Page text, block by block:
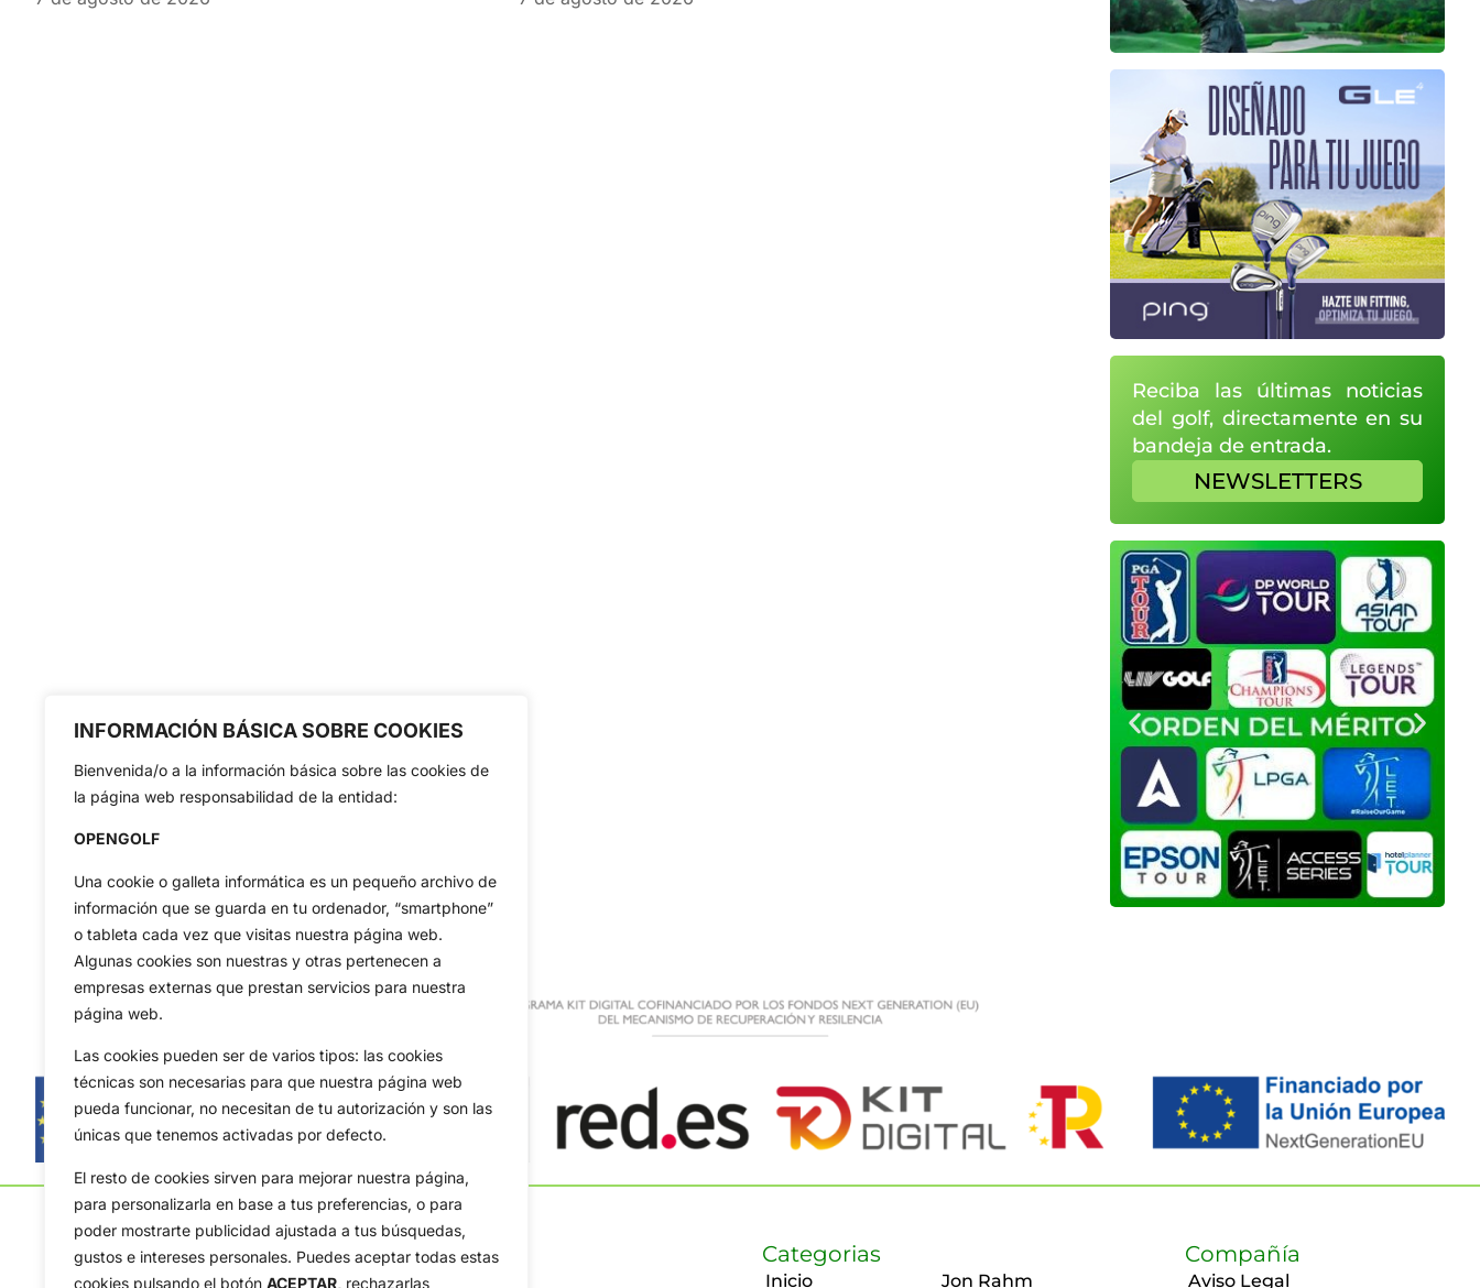
INFORMACIÓN BÁSICA SOBRE COOKIES
Bienvenida/o a la información básica sobre las cookies de
la página web responsabilidad de la entidad:
OPENGOLF
Una cookie o galleta informática es un pequeño archivo de
información que se guarda en tu ordenador, “smartphone”
o tableta cada vez que visitas nuestra página web.
Algunas cookies son nuestras y otras pertenecen a
empresas externas que prestan servicios para nuestra
página web.
Las cookies pueden ser de varios tipos: las cookies
técnicas son necesarias para que nuestra página web
pueda funcionar, no necesitan de tu autorización y son las
únicas que tenemos activadas por defecto.
El resto de cookies sirven para mejorar nuestra página,
para personalizarla en base a tus preferencias, o para
poder mostrarte publicidad ajustada a tus búsquedas,
gustos e intereses personales. Puedes aceptar todas estas
cookies pulsando el botón ACEPTAR, rechazarlas
Reciba las últimas noticias
del golf, directamente en su
bandeja de entrada.
NEWSLETTERS
Categorias
Inicio Jon Rahm
Compañía
Aviso Legal